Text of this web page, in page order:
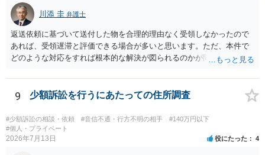
ダメージが大きく」という理由では、慰謝料請求は通常は認められま
せん。
川添 圭 弁護士
返送依頼に基づいて送付した物を合理的理由なく受領しなかったので
あれば、受領遅滞と評価できる場合が多いと思います。ただ、本件で
どのような対応をすれば根本的な解決が図られるのかが問題になるた
料します。
9 少額訴訟を行うにあたっての住所調査
#少額訴訟の相談・依頼 #音信不通・行方不明の相手
#140万円以下
#個人・プライベート
2026年7月13日 役にたった 4